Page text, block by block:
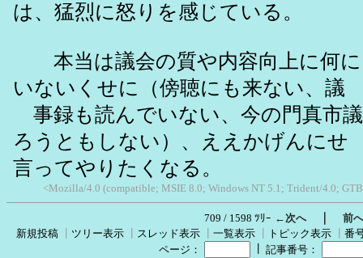
は、猛烈に怒りを感じている。
本当は議会の質や内容向上に何に
いないくせに（傍聴にも来ない、議
事録も読んでいない、今の門真市
ろうともしない）、ええかげんに
言ってやりたくなる。
<Mozilla/4.0 (compatible; MSIE 8.0; Windows NT 5.1; Trident/4.0;
709 / 1598 ﾂﾘｰ ←次へ｜ 前
新規投稿
ツリー表示 スレッド表示 一覧表示 トピック表示
番
ページ：
記事番号：